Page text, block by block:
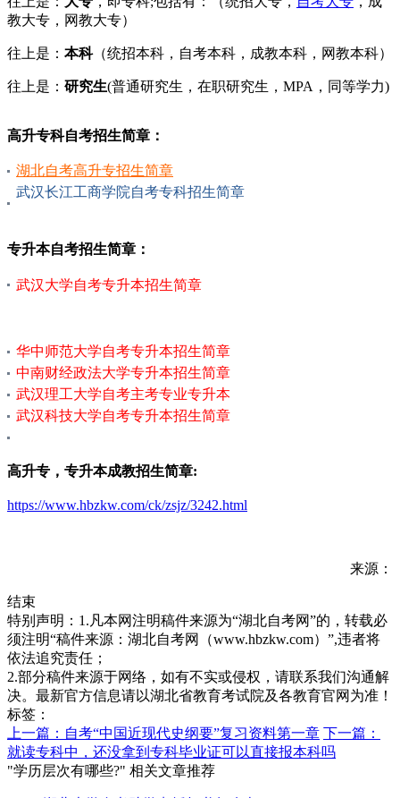
教大专，网教大专）
往上是： 本科（统招本科，自考本科，成教本科，网教本科）
往上是： 研究生(普通研究生，在职研究生，MPA，同等学力)
高升专科自考招生简章：
湖北自考高升专招生简章
武汉长江工商学院自考专科招生简章
专升本自考招生简章：
武汉大学自考专升本招生简章
华中师范大学自考专升本招生简章
中南财经政法大学专升本招生简章
武汉理工大学自考主考专业专升本
武汉科技大学自考专升本招生简章
高升专，专升本成教招生简章:
https://www.hbzkw.com/ck/zsjz/3242.html
来源：
结束
特别声明：1.凡本网注明稿件来源为“湖北自考网”的，转载必
须注明“稿件来源：湖北自考网（www.hbzkw.com）”,违者将
依法追究责任；
2.部分稿件来源于网络，如有不实或侵权，请联系我们沟通解
决。最新官方信息请以湖北省教育考试院及各教育官网为准！
标签：
上一篇：自考“中国近现代史纲要”复习资料第一章 下一篇：
就读专科中，还没拿到专科毕业证可以直接报本科吗
"学历层次有哪些?" 相关文章推荐